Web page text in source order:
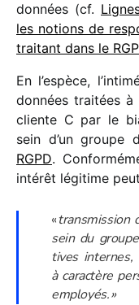
données (cf.
les notions de
trai­tant dans le
En l’espèce,
données trai­tées à
cliente C par le
sein d’un groupe
RGPD.
inté­rêt légi­time
«trans­mis­sion
sein du
tives
à carac­tère
employés. »